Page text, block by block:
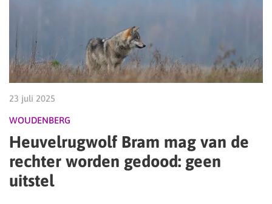
23 juli 2025
WOUDENBERG
Heuvelrugwolf Bram mag van de
rechter worden gedood: geen
uitstel